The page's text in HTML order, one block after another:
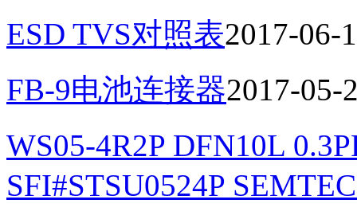
ESD TVS对照表2017-06-
FB-9电池连接器2017-05-
WS05-4R2P DFN10L
SFI#STSU0524P